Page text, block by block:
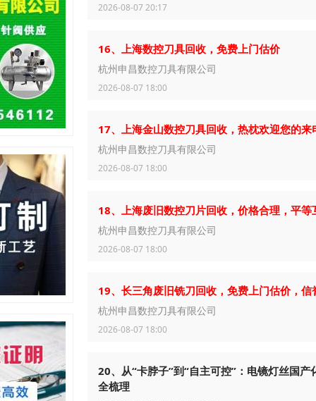
2026-08-07 20:17
16、上海数控刀具回收，免费上门估价
杭州申昌数控刀具有限公司
2026-08-07 18:00
17、上海金山数控刀具回收，热枕欢迎您的来
杭州申昌数控刀具有限公司
2026-08-07 18:00
18、上海废旧数控刀片回收，价格合理，平等
杭州申昌数控刀具有限公司
2026-08-07 18:00
19、长三角废旧铣刀回收，免费上门估价，信
杭州申昌数控刀具有限公司
2026-08-07 18:00
20、从“卡脖子”到“自主可控”：电镜灯丝国产
全梳理